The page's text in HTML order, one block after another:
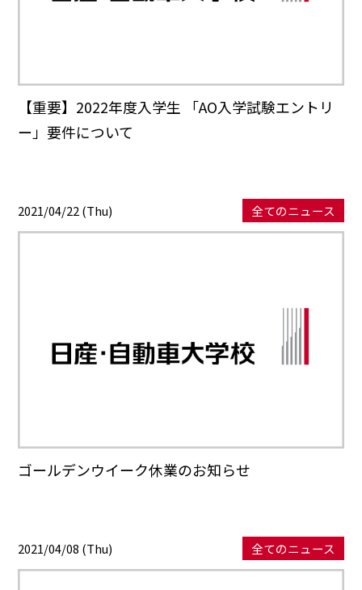
【重要】2022年度入学生 「AO入学試験エントリ
ー」要件について
2021/04/22 (Thu) 全てのニュース
ゴールデンウイーク休業のお知らせ
2021/04/08 (Thu) 全てのニュース